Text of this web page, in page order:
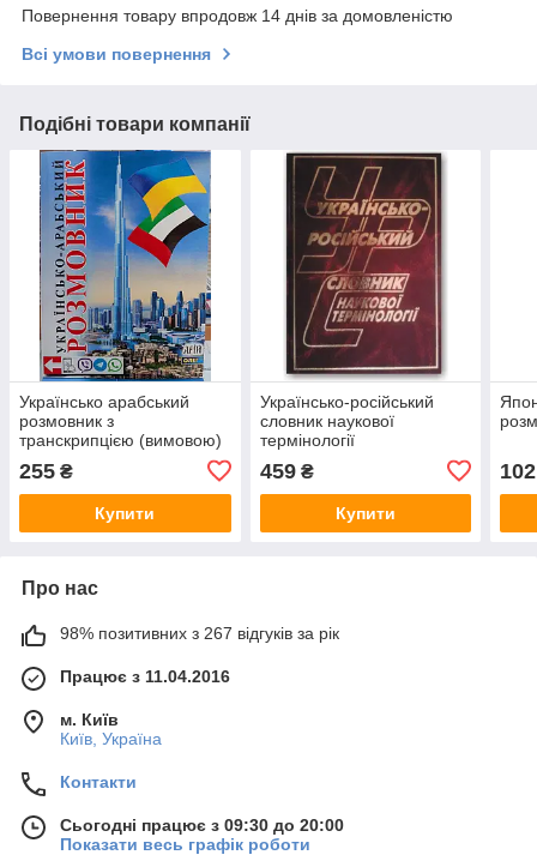
Повернення товару впродовж 14 днів за домовленістю
Всі умови повернення
Подібні товари компанії
Українсько арабський
розмовник з
транскрипцією (вимовою)
255 ₴
Купити
Українсько-російський
словник наукової
термінології
459₴
Купити
102
Про нас
98% позитивних з 267 відгуків за рік
Працює з 11.04.2016
м. Київ
Київ, Україна
Контакти
Сьогодні працює з 09:30 до 20:00
Показати весь графік роботи